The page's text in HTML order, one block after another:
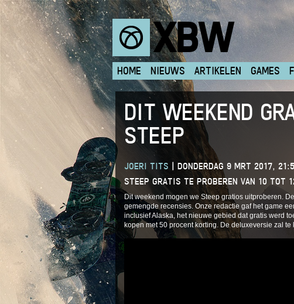
XBW
HOME NIEUWS ARTIKELEN GAMES
DIT WEEKEND
STEEP
JOERI TITS | DONDERDAG 9 MRT 2017,
STEEP GRATIS TE PROBEREN VAN 10 TOT
Dit weekend mogen we Steep gratios uitproberen.
gemengde recensies. Onze redactie gaf het game
inclusief Alaska, het nieuwe gebied dat gratis werd
kopen met 50 procent korting. De deluxeversie zal